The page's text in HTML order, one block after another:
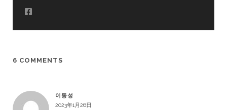
6 COMMENTS
이동성
2023年1月26日